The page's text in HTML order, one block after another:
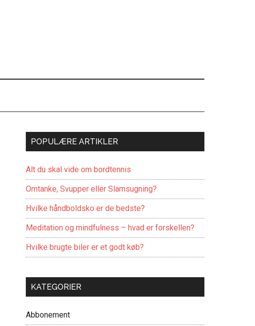
POPULÆRE ARTIKLER
Alt du skal vide om bordtennis
Omtanke, Svupper eller Slamsugning?
Hvilke håndboldsko er de bedste?
Meditation og mindfulness – hvad er forskellen?
Hvilke brugte biler er et godt køb?
KATEGORIER
Abbonement